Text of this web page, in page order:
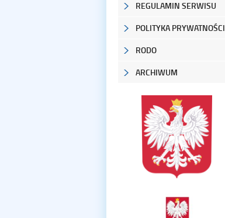
REGULAMIN SERWISU
POLITYKA PRYWATNOŚCI
RODO
ARCHIWUM